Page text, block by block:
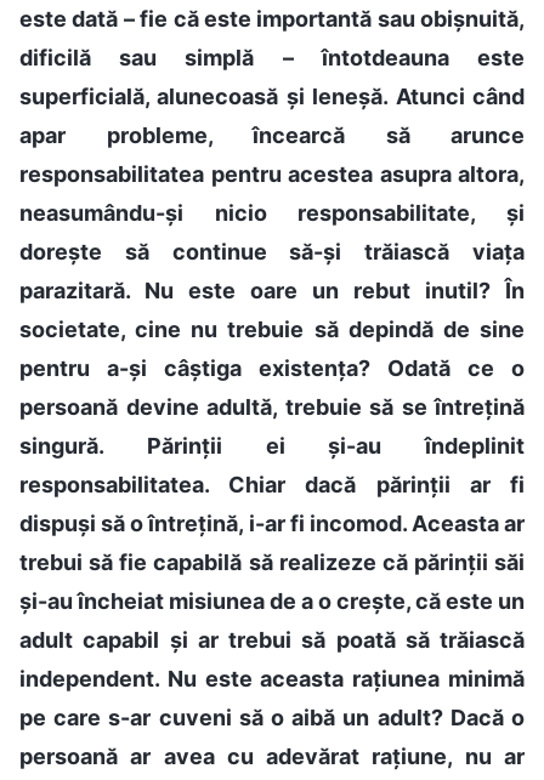
este dată – fie că este importantă sau obișnuită,
dificilă sau simplă – întotdeauna este
superficială, alunecoasă și leneșă. Atunci când
apar probleme, încearcă să arunce
responsabilitatea pentru acestea asupra altora,
neasumându-și nicio responsabilitate, și
dorește să continue să-și trăiască viața
parazitară. Nu este oare un rebut inutil? În
societate, cine nu trebuie să depindă de sine
pentru a-și câștiga existența? Odată ce o
persoană devine adultă, trebuie să se întrețină
singură. Părinții ei și-au îndeplinit
responsabilitatea. Chiar dacă părinții ar fi
dispuși să o întrețină, i-ar fi incomod. Aceasta ar
trebui să fie capabilă să realizeze că părinții săi
și-au încheiat misiunea de a o crește, că este un
adult capabil și ar trebui să poată să trăiască
independent. Nu este aceasta rațiunea minimă
pe care s-ar cuveni să o aibă un adult? Dacă o
persoană ar avea cu adevărat rațiune, nu ar